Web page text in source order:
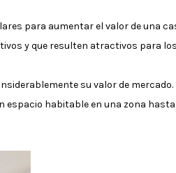
para aumentar el valor de una
y que resulten atractivos para los
su valor de mercado.
espacio habitable en una zona